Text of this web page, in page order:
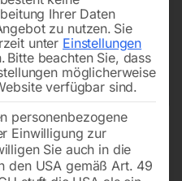
Ihrer Daten
zu nutzen. Sie
unter Einstellungen
Bitte beachten Sie, dass
möglicherweise
verfügbar sind.
personenbezogene
Einwilligung zur
Sie auch in die
den USA gemäß Art. 49